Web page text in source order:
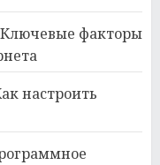
Ключевые факторы
настроить